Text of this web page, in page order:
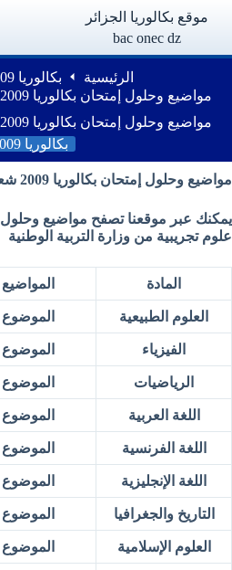
موقع بكالوريا الجزائر
bac onec dz
الرئيسية
بكالوريا 2009
مواضيع وحلول إمتحان بكالوريا 2009 شعبة علوم تجريبية
مواضيع وحلول إمتحان بكالوريا 2009 شعبة علوم تجريبية
بكالوريا 2009
مواضيع وحلول إمتحان بكالوريا 2009 شعبة علوم تجريبية
يمكنك عبر موقعنا تصفح مواضيع وحلول
علوم تجريبية من وزارة التربية الوطنية
المادة المواضيع
العلوم الطبيعية الموضوع
الفيزياء الموضوع
الرياضيات الموضوع
اللغة العربية الموضوع
اللغة الفرنسية الموضوع
اللغة الإنجليزية الموضوع
التاريخ والجغرافيا الموضوع
العلوم الإسلامية الموضوع